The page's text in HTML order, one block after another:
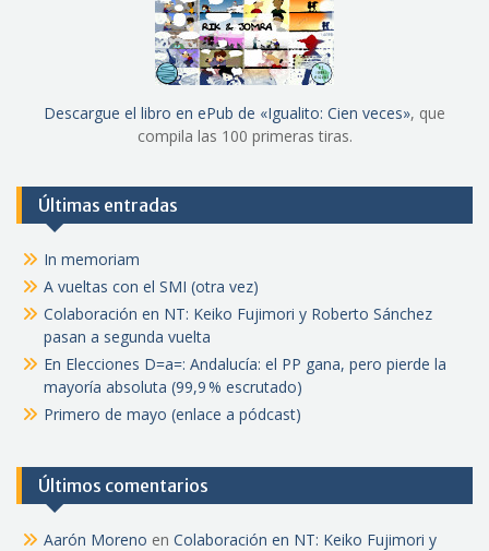
Descargue el libro en ePub de «Igualito: Cien veces», que
compila las 100 primeras tiras.
Últimas entradas
In memoriam
A vueltas con el SMI (otra vez)
Colaboración en NT: Keiko Fujimori y Roberto Sánchez
pasan a segunda vuelta
En Elecciones D=a=: Andalucía: el PP gana, pero pierde la
mayoría absoluta (99,9 % escrutado)
Primero de mayo (enlace a pódcast)
Últimos comentarios
Aarón Moreno en Colaboración en NT: Keiko Fujimori y